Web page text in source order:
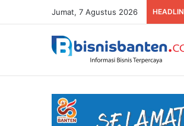
Jumat, 7 Agustus 2026